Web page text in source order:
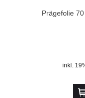
Prägefolie
inkl.